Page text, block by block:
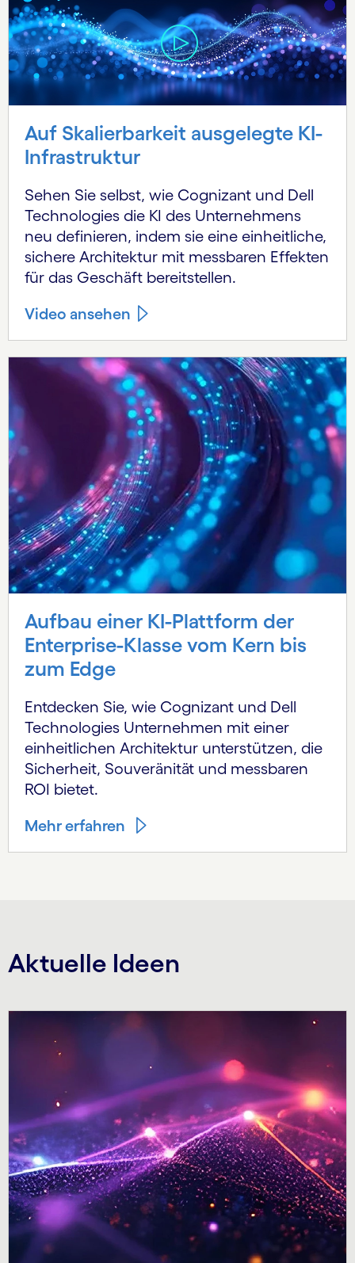
Auf Skalierbarkeit ausgelegte KI-
Infrastruktur
Sehen Sie selbst, wie Cognizant und Dell
Technologies die KI des Unternehmens
neu definieren, indem sie eine einheitliche,
sichere Architektur mit messbaren Effekten
für das Geschäft bereitstellen.
Video ansehen
Aufbau einer KI-Plattform der
Enterprise-Klasse vom Kern bis
zum Edge
Entdecken Sie, wie Cognizant und Dell
Technologies Unternehmen mit einer
einheitlichen Architektur unterstützen, die
Sicherheit, Souveränität und messbaren
ROI bietet.
Mehr erfahren
Aktuelle Ideen